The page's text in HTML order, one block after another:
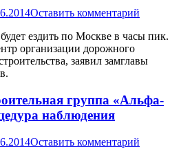
Оставить комментарий
ездить по Москве в часы пик.
организации дорожного
заявил замглавы
группа «Альфа-
наблюдения
Оставить комментарий